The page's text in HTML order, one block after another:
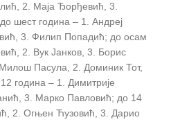
2. Маја Ђорђевић, 3.
шест година – 1. Андреј
3. Филип Попадић; до осам
2. Вук Јанков, 3. Борис
Пасула, 2. Доминик Тот,
година – 1. Димитрије
3. Марко Павловић; до 14
2. Огњен Ћузовић, 3. Дарио